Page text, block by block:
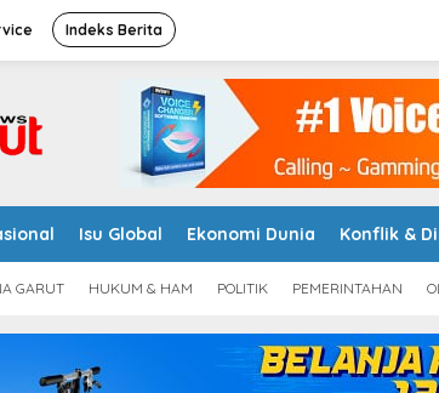
Indeks Berita
Isu Global Ekonomi Dunia Konflik &
GARUT HUKUM & HAM POLITIK PEMERINTAHAN